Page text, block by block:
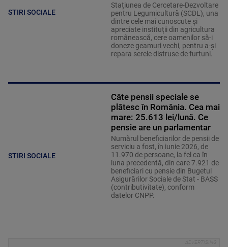
STIRI SOCIALE
Stațiunea de Cercetare-Dezvoltare
pentru Legumicultură (SCDL), una
dintre cele mai cunoscute și
apreciate instituții din agricultura
românească, cere oamenilor să-i
doneze geamuri vechi, pentru a-și
repara serele distruse de furtuni.
STIRI SOCIALE
Câte pensii speciale se
plătesc în România. Cea mai
mare: 25.613 lei/lună. Ce
pensie are un parlamentar
Numărul beneficiarilor de pensii de
serviciu a fost, în iunie 2026, de
11.970 de persoane, la fel ca în
luna precedentă, din care 7.921 de
beneficiari cu pensie din Bugetul
Asigurărilor Sociale de Stat - BASS
(contributivitate), conform
datelor CNPP.